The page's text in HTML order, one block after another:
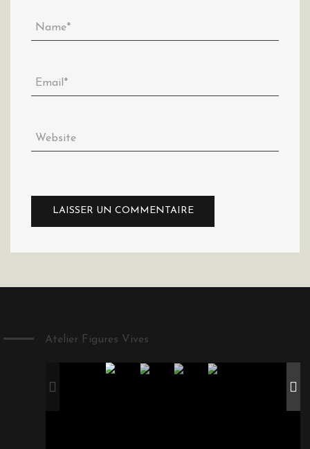
Atelier Figures Vives